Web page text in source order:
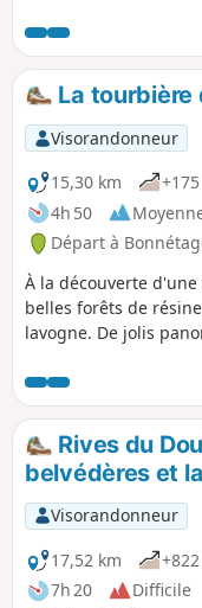
Saint-Sébastien en
pietà du XVIe. Un
Grotte du Glaçon et
étrange abreuvoir
lavogne, unique en
La tourbière
Visorandonneur
15,30 km
4h 50
Départ à
À la découverte
belles forêts de
lavogne. De jolis
beaux comtois.
Rives du
belvédères et
Visorandonneur
17,52 km
7h 20
Difficile